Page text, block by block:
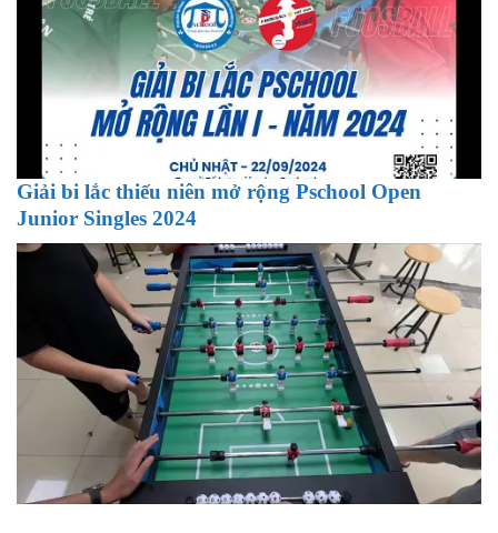
Giải bi lắc thiếu niên mở rộng Pschool Open
Junior Singles 2024